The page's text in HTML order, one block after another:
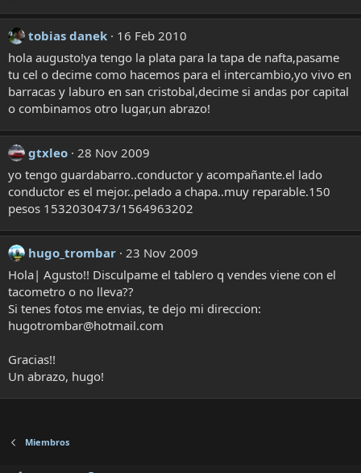
tobias danek
16 Feb 2010
hola augusto!ya tengo la plata para la tapa de nafta,pasame
tu cel o decime como hacemos para el intercambio,yo vivo en
barracas y laburo en san cristobal,decime si andas por capital
o combinamos otro lugar,un abrazo!
gtxleo 28 Nov 2009
yo tengo guardabarro..conductor y acompañante.el lado
conductor es el mejor..pelado a chapa..muy reparable.150
pesos 1532030473/1564963202
hugo_trombar 23 Nov 2009
Hola| Agusto!! Disculpame el tablero q vendes viene con el
tacometro o no lleva??
Si tenes fotos me envias, te dejo mi direccion:
hugotrombar@hotmail.com
Gracias!!
Un abrazo, hugo!
Miembros